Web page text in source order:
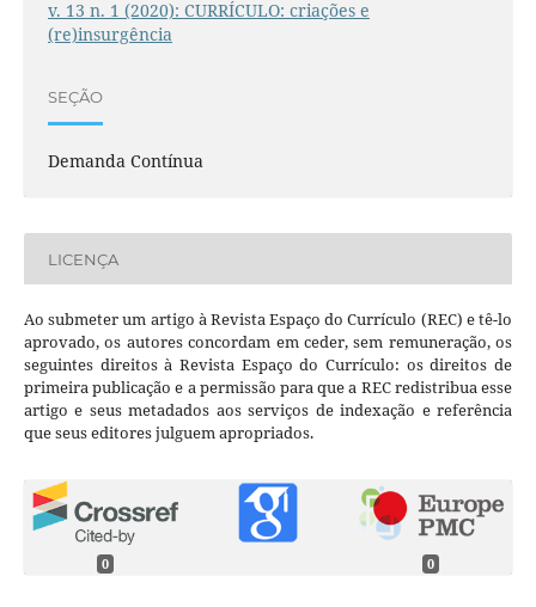
v. 13 n. 1 (2020): CURRÍCULO: criações e
(re)insurgência
SEÇÃO
Demanda Contínua
LICENÇA
Ao submeter um artigo à Revista Espaço do Currículo (REC) e tê-lo
aprovado, os autores concordam em ceder, sem remuneração, os
seguintes direitos à Revista Espaço do Currículo: os direitos de
primeira publicação e a permissão para que a REC redistribua esse
artigo e seus metadados aos serviços de indexação e referência
que seus editores julguem apropriados.
0 0